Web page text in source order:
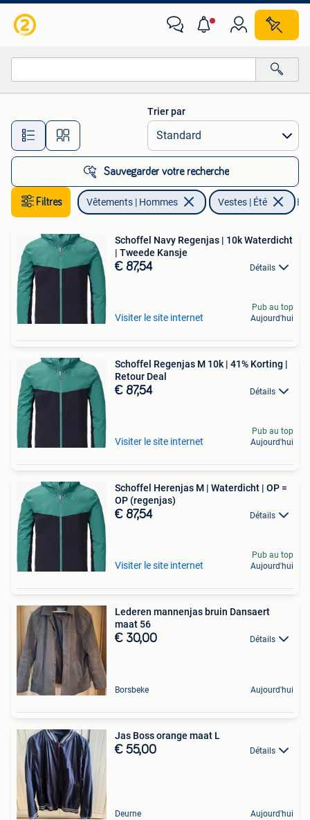
Toutes les distances…
Trier par
Sauvegarder votre recherche
Filtres Vêtements | Hommes Vestes | Été
Schoffel Navy Regenjas | 10k Waterdicht
| Tweede Kansje
€ 87,54 Détails
Visiter le site internet
Pub au top
Aujourd'hui
Schoffel Regenjas M 10k | 41% Korting |
Retour Deal
€ 87,54 Détails
Visiter le site internet
Pub au top
Aujourd'hui
Schoffel Herenjas M | Waterdicht | OP =
OP (regenjas)
€ 87,54 Détails
Visiter le site internet
Pub au top
Aujourd'hui
Lederen mannenjas bruin Dansaert
maat 56
€ 30,00 Détails
Borsbeke Aujourd'hui
Jas Boss orange maat L
€ 55,00 Détails
Deurne Aujourd'hui